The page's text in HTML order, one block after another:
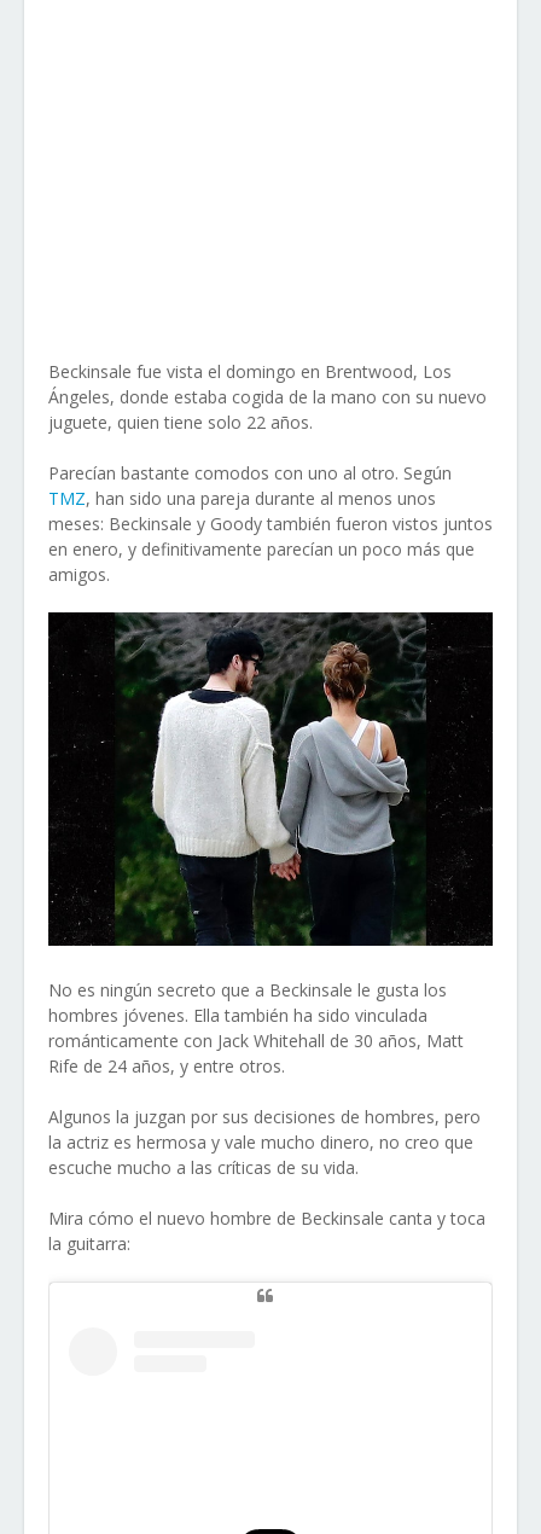
Beckinsale fue vista el domingo en Brentwood, Los
Ángeles, donde estaba cogida de la mano con su nuevo
juguete, quien tiene solo 22 años.
Parecían bastante comodos con uno al otro. Según
TMZ, han sido una pareja durante al menos unos
meses: Beckinsale y Goody también fueron vistos juntos
en enero, y definitivamente parecían un poco más que
amigos.
No es ningún secreto que a Beckinsale le gusta los
hombres jóvenes. Ella también ha sido vinculada
románticamente con Jack Whitehall de 30 años, Matt
Rife de 24 años, y entre otros.
Algunos la juzgan por sus decisiones de hombres, pero
la actriz es hermosa y vale mucho dinero, no creo que
escuche mucho a las críticas de su vida.
Mira cómo el nuevo hombre de Beckinsale canta y toca
la guitarra: